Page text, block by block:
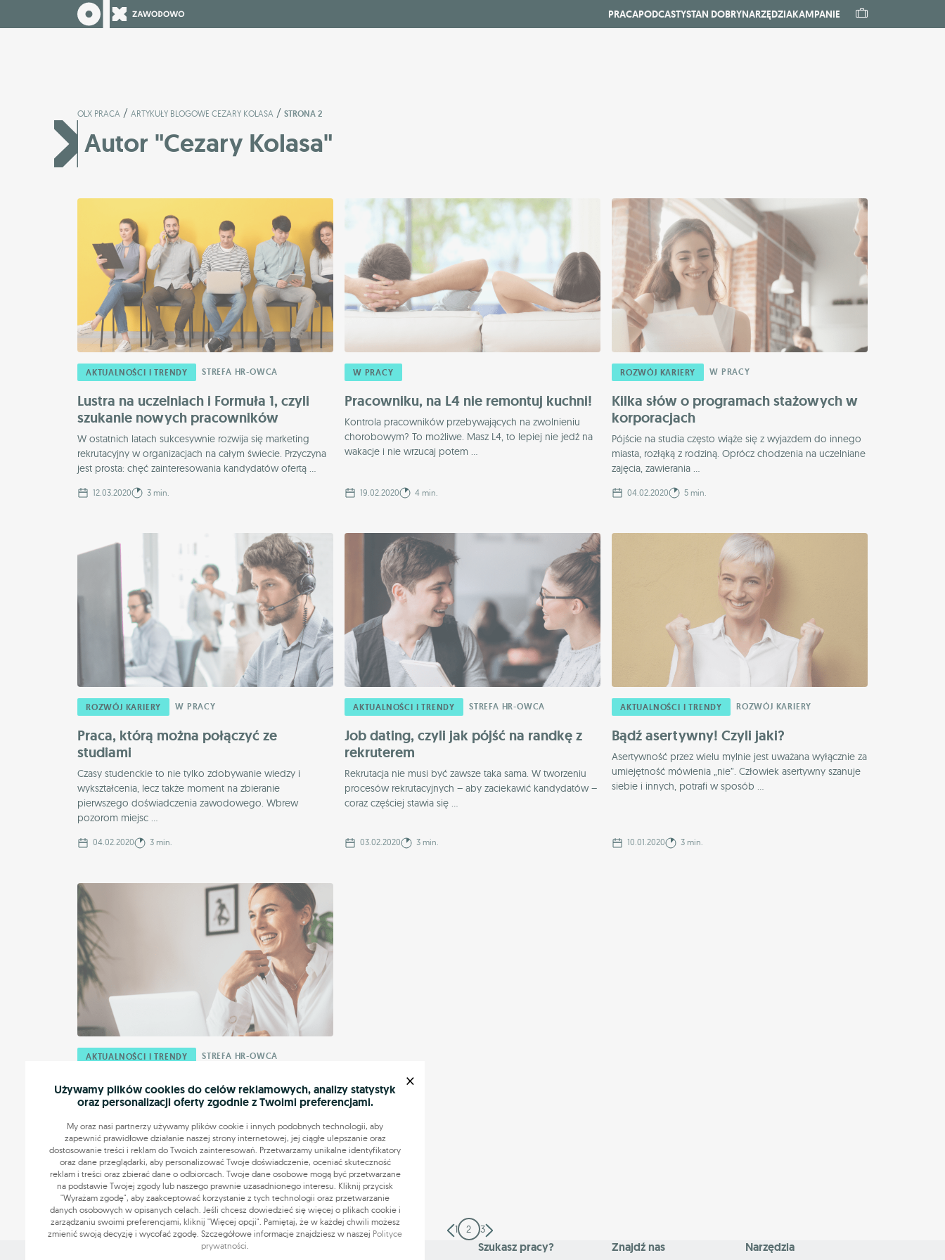
PRACAPODCASTYSTAN DOBRYNARZĘDZIAKAMPANIE
OLX PRACA / ARTYKUŁY BLOGOWE CEZARY KOLASA / STRONA 2
Autor "Cezary Kolasa"
AKTUALNOŚCI I TRENDY STREFA HR-OWCA
Lustra na uczelniach i Formuła 1, czyli
szukanie nowych pracowników
W ostatnich latach sukcesywnie rozwija się marketing
rekrutacyjny w organizacjach na całym świecie. Przyczyna
jest prosta: chęć zainteresowania kandydatów ofertą ...
12.03.2020 3 min.
W PRACY
Pracowniku, na L4 nie remontuj kuchni!
Kontrola pracowników przebywających na zwolnieniu
chorobowym? To możliwe. Masz L4, to lepiej nie jedź na
wakacje i nie wrzucaj potem ...
19.02.2020 4 min.
ROZWÓJ KARIERY W PRACY
Kilka słów o programach stażowych w
korporacjach
Pójście na studia często wiąże się z wyjazdem do innego
miasta, rozłąką z rodziną. Oprócz chodzenia na uczelniane
zajęcia, zawierania ...
04.02.2020 5 min.
ROZWÓJ KARIERY W PRACY
Praca, którą można połączyć ze
studiami
Czasy studenckie to nie tylko zdobywanie wiedzy i
wykształcenia, lecz także moment na zbieranie
pierwszego doświadczenia zawodowego. Wbrew
pozorom miejsc ...
04.02.2020 3 min.
AKTUALNOŚCI I TRENDY STREFA HR-OWCA
Job dating, czyli jak pójść na randkę z
rekruterem
Rekrutacja nie musi być zawsze taka sama. W tworzeniu
procesów rekrutacyjnych – aby zaciekawić kandydatów –
coraz częściej stawia się ...
03.02.2020 3 min.
AKTUALNOŚCI I TRENDY ROZWÓJ KARIERY
Bądź asertywny! Czyli jaki?
Asertywność przez wielu mylnie jest uważana wyłącznie za
umiejętność mówienia „nie”. Człowiek asertywny szanuje
siebie i innych, potrafi w sposób ...
10.01.2020 3 min.
AKTUALNOŚCI I TRENDY STREFA HR-OWCA
Więź z firmą – jak sprawić, by
pracownik został na lata?
Rozwój rynku pracy spowodował, że przedsiębiorstwa nie
mogą skupiać się tylko na zaspokajaniu potrzeb swoich
klientów, lecz także powinni mieć ...
07.01.2020 4 min.
1 2 3
Szukasz pracy? Znajdź nas Narzędzia
Używamy plików cookies do celów reklamowych, analizy statystyk
oraz personalizacji oferty zgodnie z Twoimi preferencjami.
My oraz nasi partnerzy używamy plików cookie i innych podobnych technologii, aby
zapewnić prawidłowe działanie naszej strony internetowej, jej ciągłe ulepszanie oraz
dostosowanie treści i reklam do Twoich zainteresowań. Przetwarzamy unikalne identyfikatory
oraz dane przeglądarki, aby personalizować Twoje doświadczenie, oceniać skuteczność
reklam i treści oraz zbierać dane o odbiorcach. Twoje dane osobowe mogą być przetwarzane
na podstawie Twojej zgody lub naszego prawnie uzasadnionego interesu. Kliknij przycisk
"Wyrażam zgodę", aby zaakceptować korzystanie z tych technologii oraz przetwarzanie
danych osobowych w opisanych celach. Jeśli chcesz dowiedzieć się więcej o plikach cookie i
zarządzaniu swoimi preferencjami, kliknij "Więcej opcji". Pamiętaj, że w każdej chwili możesz
zmienić swoją decyzję i wycofać zgodę. Szczegółowe informacje znajdziesz w naszej Polityce
prywatności.
×